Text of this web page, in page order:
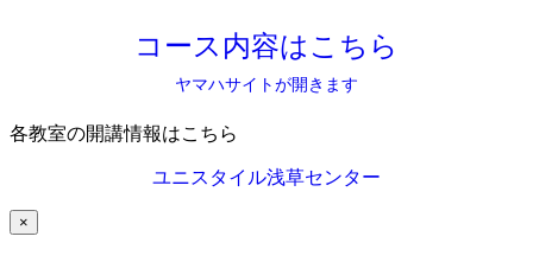
コース内容はこちら
ヤマハサイトが開きます
各教室の開講情報はこちら
ユニスタイル浅草センター
×